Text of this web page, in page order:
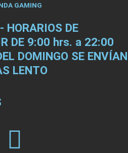
GAMING
HORARIOS DE
DE 9:00 hrs. a 22:00
DOMINGO SE ENVÍAN
LENTO